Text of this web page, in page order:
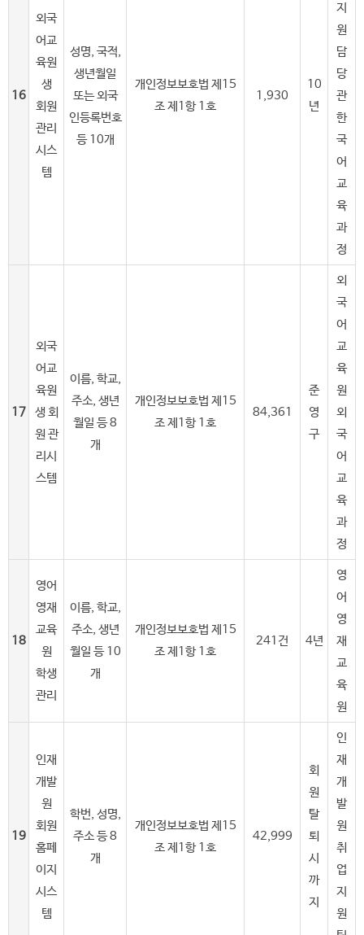
16
외국
어교
육원
생
회원
관리
시스
템
성명, 국적,
생년월일
또는 외국
인등록번호
등 10개
개인정보보호법 제15
조 제1항 1호
1,930
10
년
지
원
담
당
관
한
국
어
교
육
과
정
17
외국
어교
육원
생 회
원 관
리시
스템
이름, 학교,
주소, 생년
월일 등 8
개
개인정보보호법 제15
조 제1항 1호
84,361
준
영
구
외
국
어
교
육
원
외
국
어
교
육
과
정
18
영어
영재
교육
원
학생
관리
이름, 학교,
주소, 생년
월일 등 10
개
개인정보보호법 제15
조 제1항 1호
241건 4년
영
어
영
재
교
육
원
19
인재
개발
원
회원
홈페
이지
시스
템
학번, 성명,
주소 등 8
개
개인정보보호법 제15
조 제1항 1호
42,999
회
원
탈
퇴
시
까
지
인
재
개
발
원
취
업
지
원